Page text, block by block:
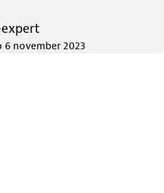
6 november 2023